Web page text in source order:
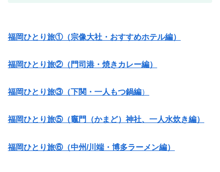
福岡ひとり旅①（宗像大社・おすすめホテル編）
福岡ひとり旅②（門司港・焼きカレー編）
福岡ひとり旅③（下関・一人もつ鍋編）
福岡ひとり旅⑤（竈門（かまど）神社、一人水炊き編）
福岡ひとり旅⑥（中州/川端・博多ラーメン編）